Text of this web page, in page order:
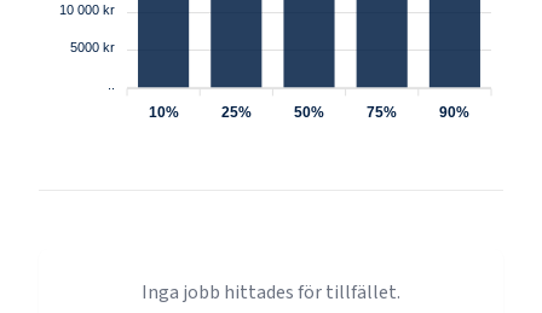
10 000 kr
5000 kr
10% 25% 50% 75% 90%
Inga jobb hittades för tillfället.